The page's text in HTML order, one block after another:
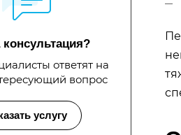
ответят на
вопрос
услугу